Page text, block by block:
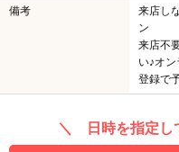
備考
来店し
ン
来店不
い♪オ
登録で
＼ 日時を指定し